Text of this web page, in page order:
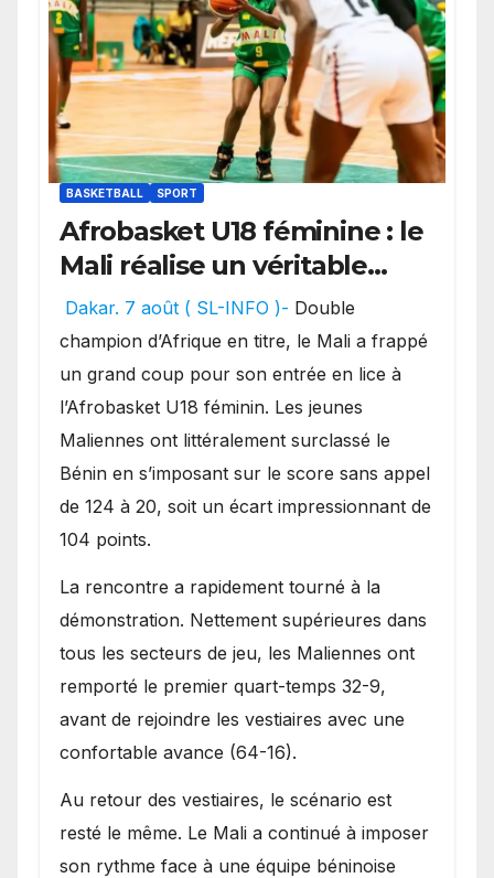
BASKETBALL SPORT
Afrobasket U18 féminine : le
Mali réalise un véritable
festival offensif et inflige
une lourde défaite au
Bénin.
Dakar. 7 août ( SL-INFO )- Double
champion d’Afrique en titre, le Mali a frappé
un grand coup pour son entrée en lice à
l’Afrobasket U18 féminin. Les jeunes
Maliennes ont littéralement surclassé le
Bénin en s’imposant sur le score sans appel
de 124 à 20, soit un écart impressionnant de
104 points.
La rencontre a rapidement tourné à la
démonstration. Nettement supérieures dans
tous les secteurs de jeu, les Maliennes ont
remporté le premier quart-temps 32-9,
avant de rejoindre les vestiaires avec une
confortable avance (64-16).
Au retour des vestiaires, le scénario est
resté le même. Le Mali a continué à imposer
son rythme face à une équipe béninoise